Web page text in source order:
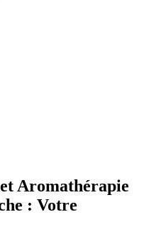
Aromathérapie
: Votre